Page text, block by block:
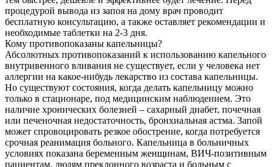
процедурой вывода из запоя на дому врач проводит
бесплатную консультацию, а также оставляет рекомендации и
необходимые таблетки на 2-3 дня.
Кому противопоказаны капельницы?
Абсолютных противопоказаний к использованию капельного
внутривенного вливания не существует, если у человека нет
аллергии на какое-нибудь лекарство из состава капельницы.
Но существуют состояния, когда делать капельницу можно
только в стационаре, под медицинским наблюдением. Это
наличие хронических болезней – сахарный диабет, почечная
или печеночная недостаточность, бронхиальная астма. Запой
может спровоцировать резкое обострение, когда потребуется
срочная реанимация больного. Капельница в больничных
условиях показана беременным женщинам, ВИЧ-позитивным
пациентам, людям преклонного возраста и больным с